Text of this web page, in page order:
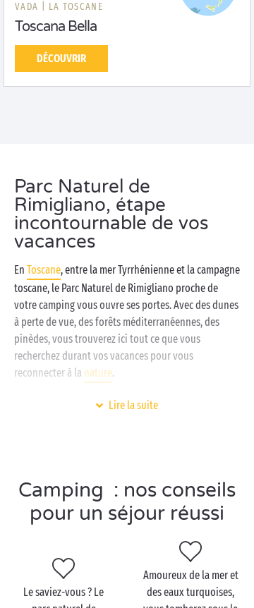
VADA | LA TOSCANE
Toscana Bella
DÉCOUVRIR
Parc Naturel de
Rimigliano, étape
incontournable de vos
vacances
En Toscane, entre la mer Tyrrhénienne et la campagne
toscane, le Parc Naturel de Rimigliano proche de
votre camping vous ouvre ses portes. Avec des dunes
à perte de vue, des forêts méditerranéennes, des
pinèdes, vous trouverez ici tout ce que vous
recherchez durant vos vacances pour vous
reconnecter à la nature.
L’eau claire de la mer vous invite à faire de la plongée
Promenades durant lesquelles les amateurs de
photographie auront l’opportunité de capturer des
créer d’excellents souvenirs à montrer à vos amis !
En camping à proximité du parc naturel de
Rimigliano, le repos sera de mise dans l’un de nos
Lire la suite
Camping : nos conseils
pour un séjour réussi
Le saviez-vous ? Le
Amoureux de la mer et
des eaux turquoises,